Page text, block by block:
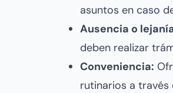
asuntos en caso
Ausencia o
deben realizar
Conveniencia:
rutinarios a través